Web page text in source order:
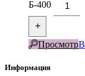
Б-400
+
ПросмотрВ
Информация